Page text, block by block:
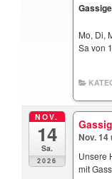
Mo, Di,
Sa von
NOV.
14
Sa.
2026
Nov. 14
Unsere
mit